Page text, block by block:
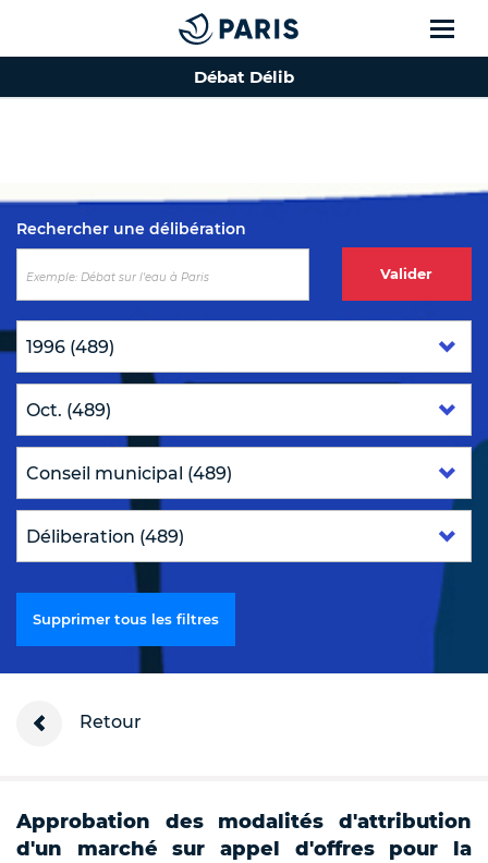
Top of the page
Débat Délib
Rechercher une délibération
Valider
Supprimer tous les filtres
Retour
Approbation des modalités d'attribution
d'un marché sur appel d'offres pour la